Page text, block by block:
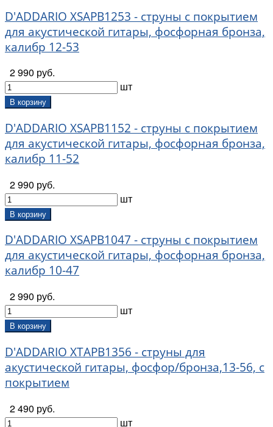
D'ADDARIO XSAPB1253 - струны с покрытием
для акустической гитары, фосфорная бронза,
калибр 12-53
2 990 руб.
шт
В корзину
D'ADDARIO XSAPB1152 - струны с покрытием
для акустической гитары, фосфорная бронза,
калибр 11-52
2 990 руб.
шт
В корзину
D'ADDARIO XSAPB1047 - струны с покрытием
для акустической гитары, фосфорная бронза,
калибр 10-47
2 990 руб.
шт
В корзину
D'ADDARIO XTAPB1356 - струны для
акустической гитары, фосфор/бронза,13-56, с
покрытием
2 490 руб.
шт